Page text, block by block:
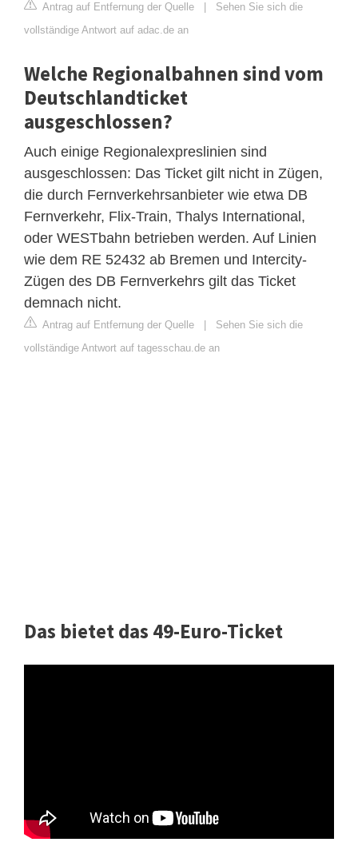
Antrag auf Entfernung der Quelle
Sehen Sie sich die
vollständige Antwort auf adac.de an
Welche Regionalbahnen sind vom
Deutschlandticket
ausgeschlossen?
Auch einige Regionalexpreslinien sind
ausgeschlossen: Das Ticket gilt nicht in Zügen,
die durch Fernverkehrsanbieter wie etwa DB
Fernverkehr, Flix-Train, Thalys International,
oder WESTbahn betrieben werden. Auf Linien
wie dem RE 52432 ab Bremen und Intercity-
Zügen des DB Fernverkehrs gilt das Ticket
demnach nicht.
Antrag auf Entfernung der Quelle
Sehen Sie sich die
vollständige Antwort auf tagesschau.de an
Das bietet das 49-Euro-Ticket